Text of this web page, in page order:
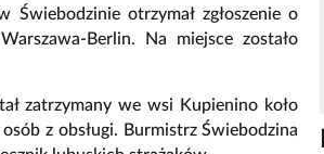
otrzymał zgłoszenie o
Berlin. Na miejsce zostało
zatrzymany we wsi Kupienino koło
z obsługi. Burmistrz Świebodzina